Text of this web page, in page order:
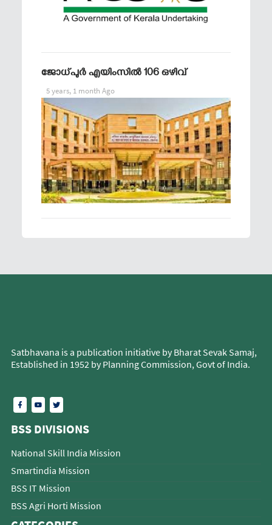
ജോധ്പുര്‍ എയിംസില്‍ 106 ഒഴിവ്
5 years, 1 month Ago
Satbhavana is a publication initiative by Bharat Sevak Samaj,
Established in 1952 by Planning Commission, Govt of India.
BSS DIVISIONS
National Skill India Mission
Smartindia Mission
BSS IT Mission
BSS Agri Horti Mission